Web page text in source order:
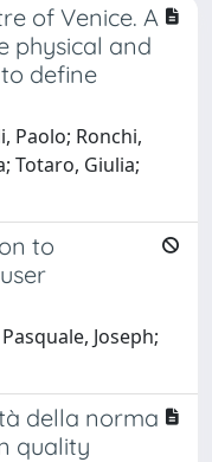
of Venice. A
physical and
define
Paolo; Ronchi,
Totaro, Giulia;
to
Joseph;
della norma
quality